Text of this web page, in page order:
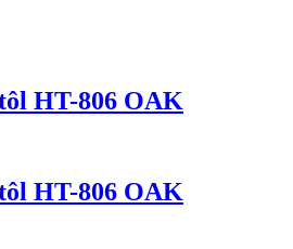
HT-806 OAK
HT-806 OAK